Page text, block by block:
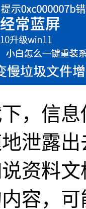
信息
泄露
资料
容，